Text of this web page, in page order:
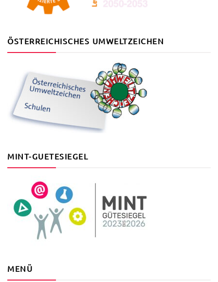
ÖSTERREICHISCHES UMWELTZEICHEN
MINT-GUETESIEGEL
MENÜ